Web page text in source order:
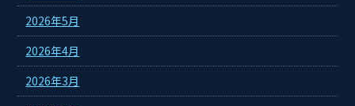
2026年5月
2026年4月
2026年3月